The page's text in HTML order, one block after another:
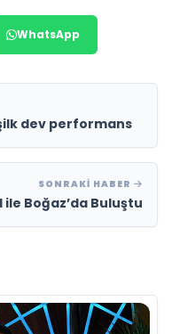
WhatsApp
dev performans
SONRAKI HABER
Boğaz’da Buluştu